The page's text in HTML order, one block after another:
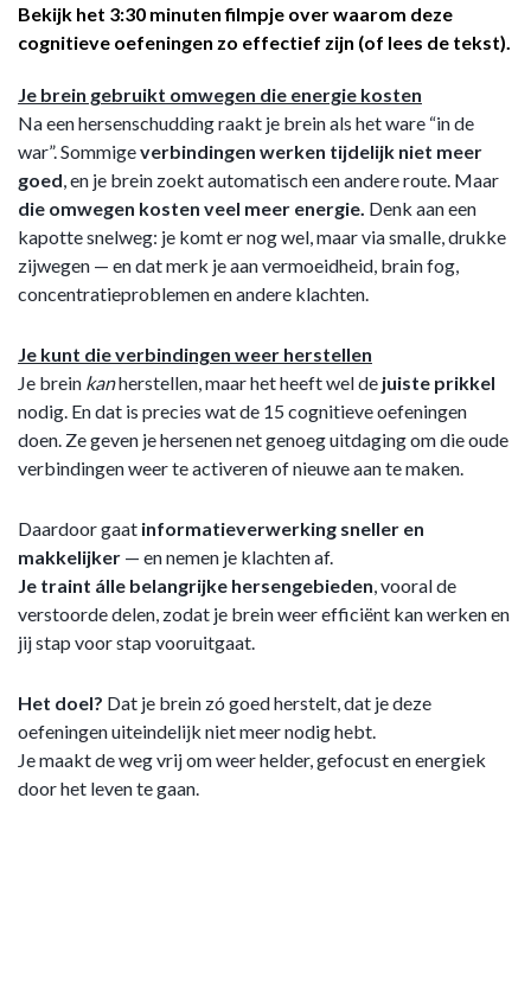
Bekijk het 3:30 minuten filmpje over waarom deze
cognitieve oefeningen zo effectief zijn (of lees de tekst).
Je brein gebruikt omwegen die energie kosten
Na een hersenschudding raakt je brein als het ware “in de
war”. Sommigeverbindingen werken tijdelijk niet meer
goed , en je brein zoekt automatisch een andere route. Maar
die omwegen kosten veel meer energie. Denk aan een
kapotte snelweg: je komt er nog wel, maar via smalle, drukke
zijwegen — en dat merk je aan vermoeidheid, brain fog,
concentratieproblemen en andere klachten.
Je kunt die verbindingen weer herstellen
Je brein kanherstellen, maar het heeft wel de juiste prikkel
nodig. En dat is precies wat de 15 cognitieve oefeningen
doen. Ze geven je hersenen net genoeg uitdaging om die oude
verbindingen weer te activeren of nieuwe aan te maken.
Daardoor gaat informatieverwerking sneller en
makkelijker — en nemen je klachten af.
Je traint álle belangrijke hersengebieden , vooral de
verstoorde delen, zodat je brein weer efficiënt kan werken en
jij stap voor stap vooruitgaat.
Het doel? Dat je brein zó goed herstelt, dat je deze
oefeningen uiteindelijk niet meer nodig hebt.
Je maakt de weg vrij om weer helder, gefocust en energiek
door het leven te gaan.